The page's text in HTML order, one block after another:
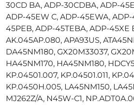
30CD BA, ADP-30CDBA, ADP-
ADP-45EW C, ADP-45EWA,
45PEB, ADP-45TEBA, ADP-45XE
AK.045AP.080, APA93US,
DA45NM180, GX20M33037,
HA45NM170, HA45NM180,
KP.04501.007, KP.04501.011,
KP.0450H.005, LA45NM150,
MJ262Z/A, N45W-C1,